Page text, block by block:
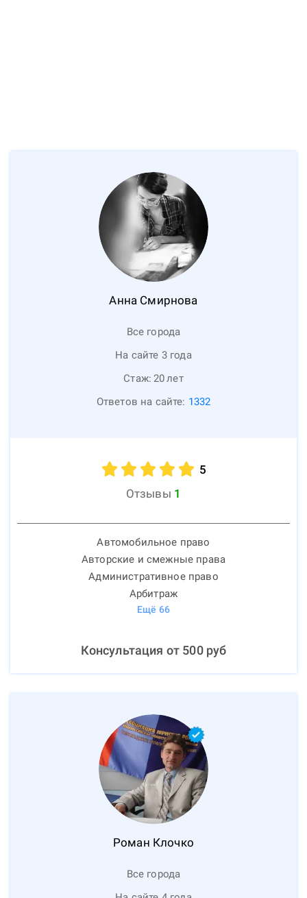
Анна Смирнова
Все города
На сайте 3 года
Стаж: 20лет
Ответов на сайте: 1332
5
Отзывы 1
Автомобильное право
Авторские и смежные права
Административное право
Арбитраж
Ещё 66
Консультация от 500руб
Роман Клочко
Все города